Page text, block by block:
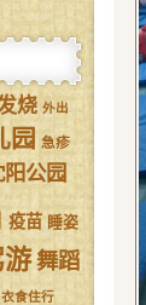
烧 外出
园 急疹
阳公园
疫苗 睡姿
舞蹈
衣食住行